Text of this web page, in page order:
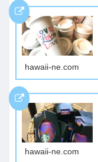
hawaii-ne.com
hawaii-ne.com